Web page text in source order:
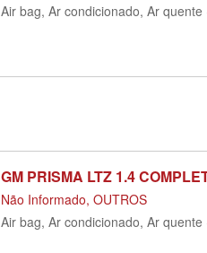
Air bag, Ar condicionado, Ar
GM PRISMA LTZ 1.4
Não Informado, OUTROS
Air bag, Ar condicionado, Ar